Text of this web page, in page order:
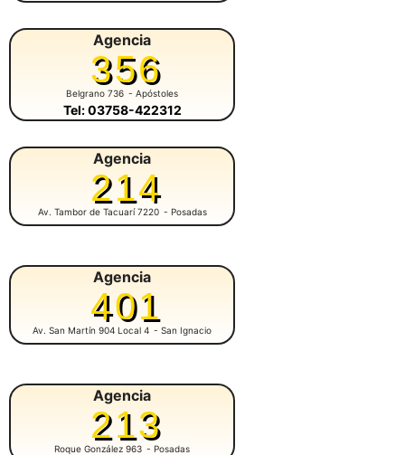
Agencia
356
Belgrano 736 - Apóstoles
Tel: 03758-422312
Agencia
214
Av. Tambor de Tacuarí 7220 - Posadas
Agencia
401
Av. San Martín 904 Local 4 - San Ignacio
Agencia
213
Roque González 963 - Posadas